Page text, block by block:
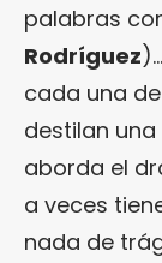
palabras
Rodríguez
cada una
destilan
aborda el
a veces
nada de